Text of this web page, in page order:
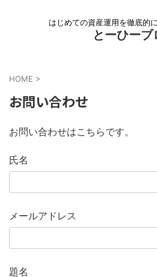
はじめての資産運用を徹底的
とーひーブ
HOME >
お問い合わせ
お問い合わせはこちらです。
氏名
メールアドレス
題名